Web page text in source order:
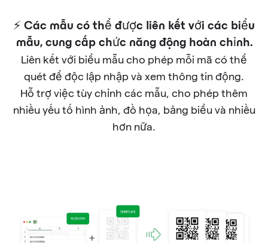
⚡ Các mẫu có thể được liên kết với các biểu
mẫu, cung cấp chức năng động hoàn chỉnh.
Liên kết với biểu mẫu cho phép mỗi mã có thể
quét để độc lập nhập và xem thông tin động.
Hỗ trợ việc tùy chỉnh các mẫu, cho phép thêm
nhiều yếu tố hình ảnh, đồ họa, bảng biểu và nhiều
hơn nữa.